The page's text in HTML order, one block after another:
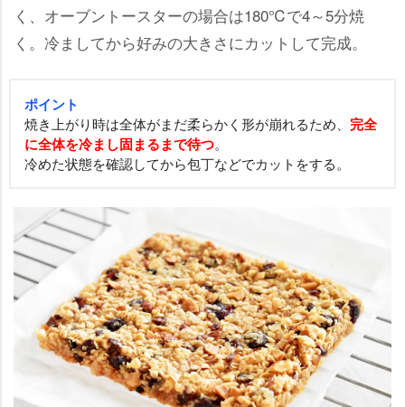
く、オーブントースターの場合は180℃で4～5分焼
く。冷ましてから好みの大きさにカットして完成。
ポイント
焼き上がり時は全体がまだ柔らかく形が崩れるため、 完全
に全体を冷まし固まるまで待つ。
冷めた状態を確認してから包丁などでカットをする。